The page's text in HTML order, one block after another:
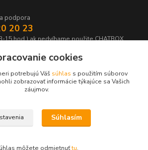
podpora
20 23
15 hod.) ak nedvíhame použite CHATBOX
Upravit sběr cookies.
cookies
potrebujú Váš súhlas s použitím súborov
zobrazovať informácie týkajúce sa Vašich
záujmov.
Súhlasím
môžete odmietnuťtu.